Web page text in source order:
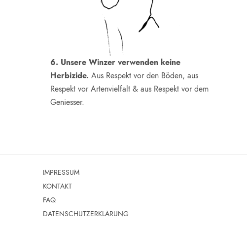
6. Unsere Winzer verwenden keine
Herbizide. Aus Respekt vor den Böden, aus
Respekt vor Artenvielfalt & aus Respekt vor dem
Geniesser.
IMPRESSUM
KONTAKT
FAQ
DATENSCHUTZERKLÄRUNG